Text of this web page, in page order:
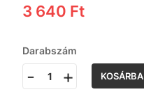
3 640 Ft
Darabszám
- + KOSÁRBA